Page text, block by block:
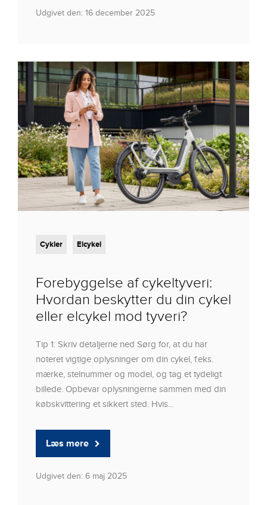
Udgivet den: 16 december 2025
Cykler Elcykel
Forebyggelse af cykeltyveri:
Hvordan beskytter du din cykel
eller elcykel mod tyveri?
Tip 1: Skriv detaljerne ned Sørg for, at du har
noteret vigtige oplysninger om din cykel, f.eks.
mærke, stelnummer og model, og tag et tydeligt
billede. Opbevar oplysningerne sammen med din
købskvittering et sikkert sted. Hvis...
Læs mere
Udgivet den: 6 maj 2025